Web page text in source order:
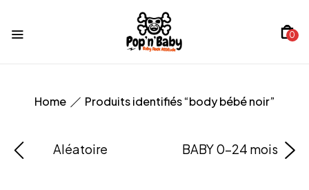
0
Home Produits identifiés “body bébé noir”
Aléatoire BABY 0-24 mois